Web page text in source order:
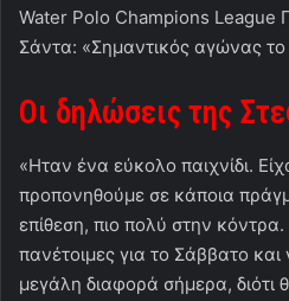
Water Polo Champions League
Σάντα: «Σημαντικός αγώνας
Οι δηλώσεις της
«Ηταν ένα εύκολο παιχνίδι.
προπονηθούμε σε κάποια
επίθεση, πιο πολύ στην
πανέτοιμες για το Σάββατο και
μεγάλη διαφορά σήμερα, διότι